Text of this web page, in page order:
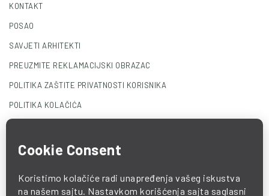
KONTAKT
POSAO
SAVJETI ARHITEKTI
PREUZMITE REKLAMACIJSKI OBRAZAC
POLITIKA ZAŠTITE PRIVATNOSTI KORISNIKA
POLITIKA KOLAČIĆA